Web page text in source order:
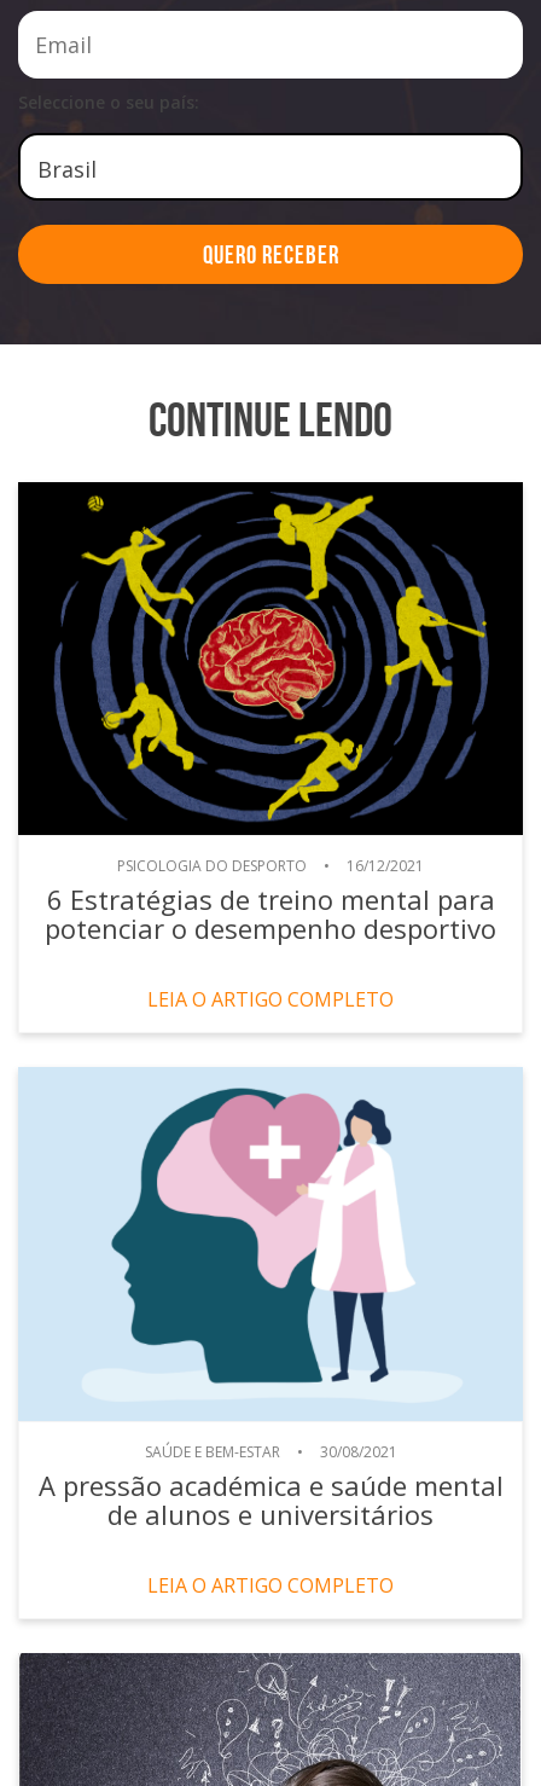
Seleccione o seu país:
Quero Receber
Continue Lendo
PSICOLOGIA DO DESPORTO • 16/12/2021
6 Estratégias de treino mental para
potenciar o desempenho desportivo
LEIA O ARTIGO COMPLETO
SAÚDE E BEM-ESTAR • 30/08/2021
A pressão académica e saúde mental
de alunos e universitários
LEIA O ARTIGO COMPLETO